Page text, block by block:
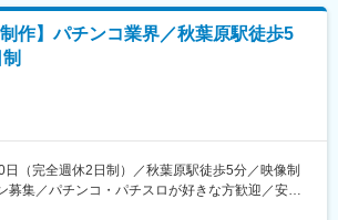
AWARDS BRILLIANCE」という表彰式を実
た店舗や社員を表彰し、活躍をたたえます。
度＞
のこと、男性も育児休暇がとれる制度が準備され
の取得率は100％となります。
みが評価され、“真の女性活躍”を目指す賞である
WOMEN AWARD2017にてグランプリを受賞いた
制作】パチンコ業界／秋葉原駅徒歩5
日（完全週休2日制）／秋葉原駅徒歩5分／映像制
募集／パチンコ・パチスロが好きな方歓迎／安定